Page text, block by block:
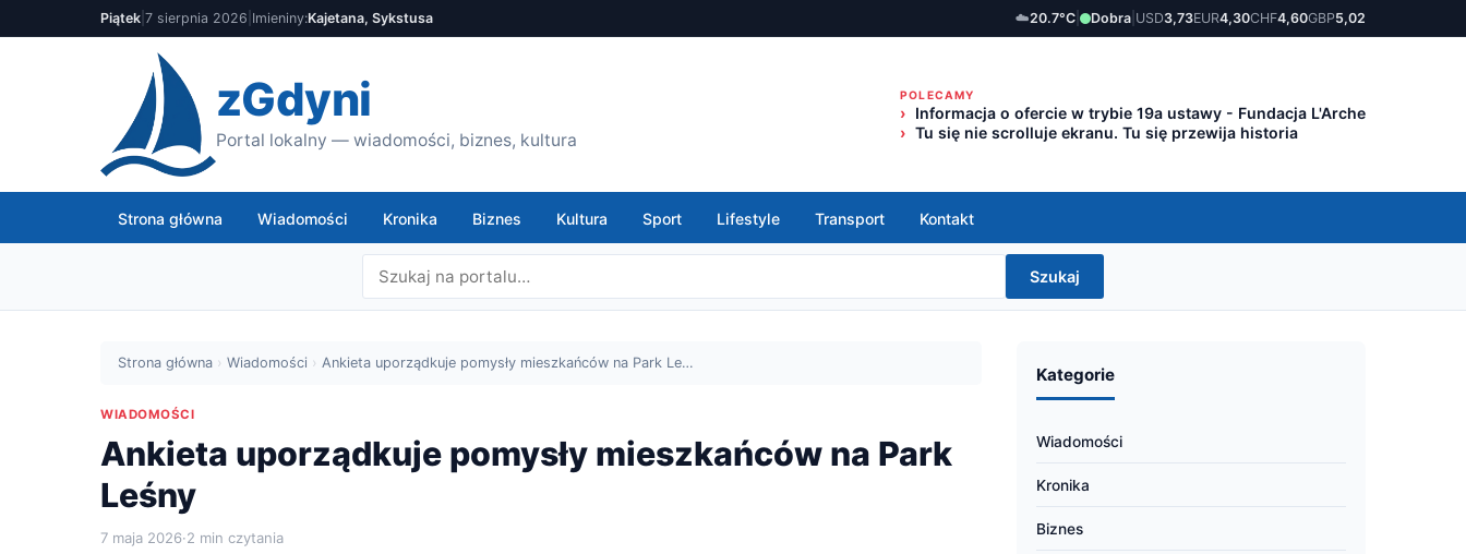
Piątek 7 sierpnia 2026 Imieniny:Kajetana, Sykstusa ☁️20.7°C Dobra USD3,73EUR4,30CHF4,60GBP5,02
zGdyni
Portal lokalny — wiadomości, biznes, kultura
POLECAMY
Informacja o ofercie w trybie 19a ustawy - Fundacja L'Arche
Tu się nie scrolluje ekranu. Tu się przewija historia
Strona główna Wiadomości Kronika Biznes Kultura Sport Lifestyle Transport Kontakt
Szukaj
Strona główna › Wiadomości › Ankieta uporządkuje pomysły mieszkańców na Park Le…
WIADOMOŚCI
Ankieta uporządkuje pomysły mieszkańców na Park
Leśny
7 maja 2026·2 min czytania
Kategorie
Wiadomości
Kronika
Biznes